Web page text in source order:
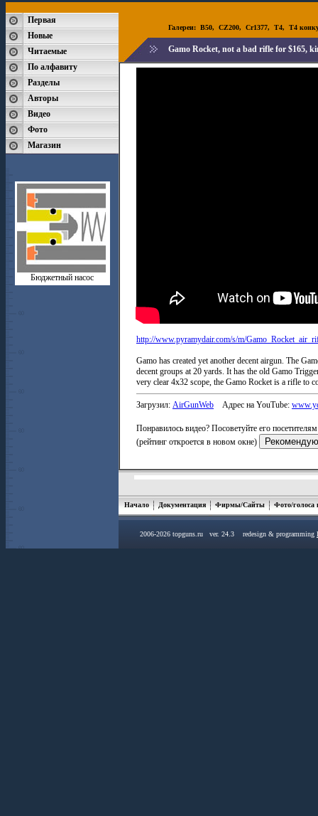
Первая
Новые
Читаемые
По алфавиту
Разделы
Авторы
Видео
Фото
Магазин
Бюджетный насос
Галереи: B50, CZ200, Cr1377, T4, T4
Gamo Rocket, not a bad rifle for $165,
http://www.pyramydair.com/s/m/
Gamo has created yet another decent airgun. The
decent groups at 20 yards. It has the old Gamo
very clear 4x32 scope, the Gamo Rocket is a rifle to
Загрузил: AirGunWeb Адрес на YouTube:
Понравилось видео? Посоветуйте его посетителям
(рейтинг откроется в новом окне)
Начало Документация Фирмы/Сайты Фото/голоса
2006-2026 topguns.ru ver. 24.3 redesign & programming